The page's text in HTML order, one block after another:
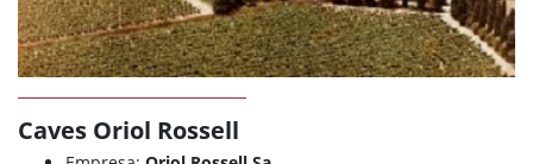
Caves Oriol Rossell